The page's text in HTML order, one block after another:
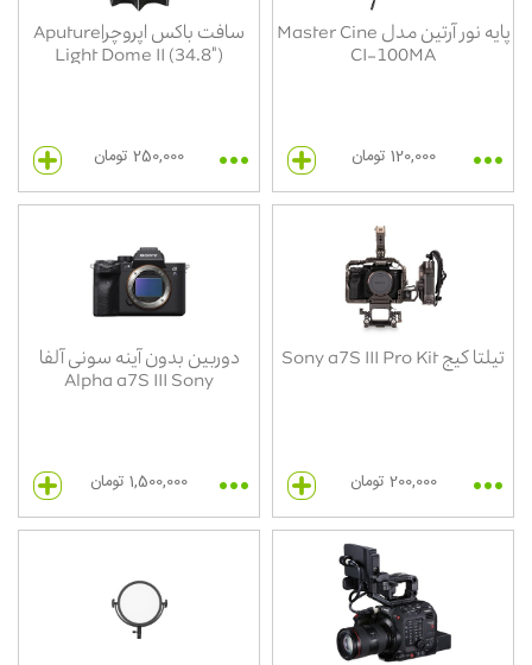
پایه نور آرتین مدل Master Cine
CI-100MA
120,000 تومان
سافت باکس اپروچر|Aputure
Light Dome II (34.8")
250,000 تومان
تیلتا کیج Sony a7S III Pro Kit
200,000 تومان
دوربین بدون آینه سونی آلفا
Alpha a7S III Sony
1,500,000 تومان